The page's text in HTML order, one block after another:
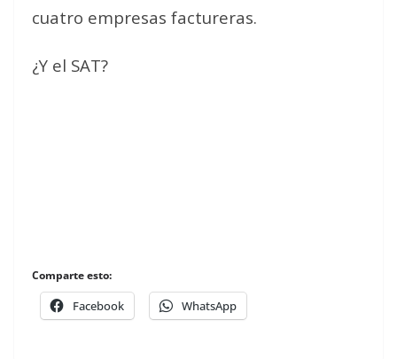
cuatro empresas factureras.
¿Y el SAT?
Comparte esto:
Facebook WhatsApp